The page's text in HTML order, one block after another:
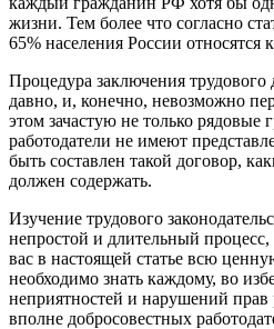
жизни. Тем более что согласно
65% населения России
Процедура заключения трудового
давно, и, конечно, невозможно
этом зачастую не только рядовые
работодатели не имеют
быть составлен такой договор,
должен содержать.
Изучение трудового
непростой и длительный
вас в настоящей статье всю
необходимо знать каждому, во
неприятностей и нарушений прав
вполне добросовестных